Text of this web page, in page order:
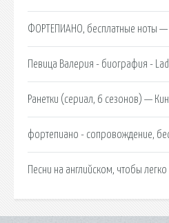
ФОРТЕПИАНО, бесплатные ноты —
Певица Валерия - биография -
Ранетки (сериал, 6 сезонов) —
фортепиано - сопровождение,
Песни на английском, чтобы